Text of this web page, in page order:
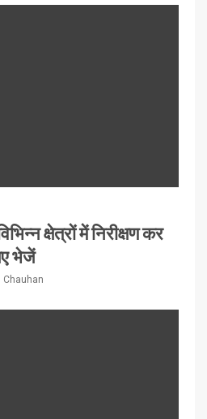
क्षेत्रों में निरीक्षण कर
भेजें
Chauhan